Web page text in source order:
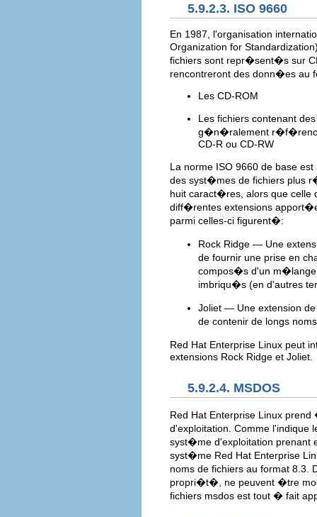
5.9.2.3. ISO 9660
En 1987, l'organisation
Organization for
fichiers sont repr�sent�s sur
rencontreront des donn�es au
Les CD-ROM
Les fichiers contenant
g�n�ralement
CD-R ou CD-RW
La norme ISO 9660 de base
des syst�mes de fichiers plus
huit caract�res, alors que celle
diff�rentes extensions
parmi celles-ci figurent�:
Rock Ridge — Une
de fournir une prise en
compos�s d'un m�lange
imbriqu�s (en d'autres
Joliet — Une extension
de contenir de longs
Red Hat Enterprise Linux peut
extensions Rock Ridge et Joliet.
5.9.2.4. MSDOS
Red Hat Enterprise Linux
d'exploitation. Comme
syst�me d'exploitation prenant
syst�me Red Hat Enterprise
noms de fichiers au format 8.3.
propri�t�, ne peuvent �tre
fichiers msdos est tout � fait